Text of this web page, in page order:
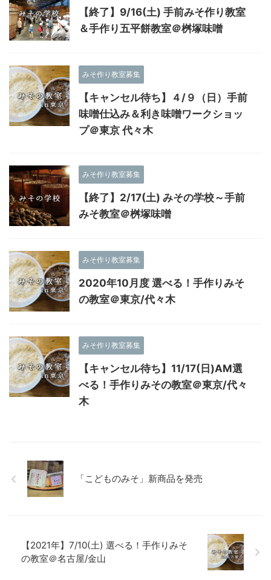
【終了】9/16(土) 手前みそ作り教室
＆手作り五平餅教室＠桝塚味噌
みそ作り教室募集
【キャンセル待ち】４/９（日）手前
味噌仕込み＆利き味噌ワークショッ
プ＠東京 代々木
みそ作り教室募集
【終了】2/17(土) みその学校～手前
みそ教室＠桝塚味噌
みそ作り教室募集
2020年10月度 選べる！手作りみそ
の教室＠東京/代々木
みそ作り教室募集
【キャンセル待ち】11/17(日)AM選
べる！手作りみその教室＠東京/代々
木
「こどものみそ」新商品を発売
【2021年】7/10(土) 選べる！手作りみそ
の教室＠名古屋/金山